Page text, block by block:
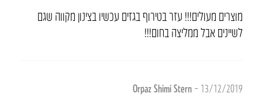
מוצרים מעולים!!! עזר בטירוף בגזים עכשיו בצינון מקווה שגם
לשיינים אבל ממליצה בחום!!!
Orpaz Shimi Stern – 13/12/2019